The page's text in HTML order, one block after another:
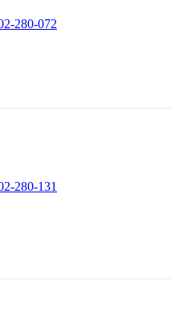
280-072
280-131